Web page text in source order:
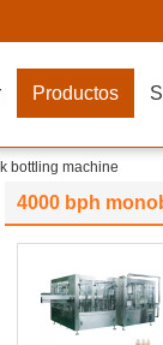
Productos
bottling machine
4000 bph